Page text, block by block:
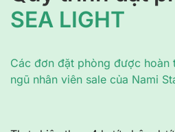
SEA LIGHT
Các đơn đặt phòng được hoàn
ngũ nhân viên sale của Nami